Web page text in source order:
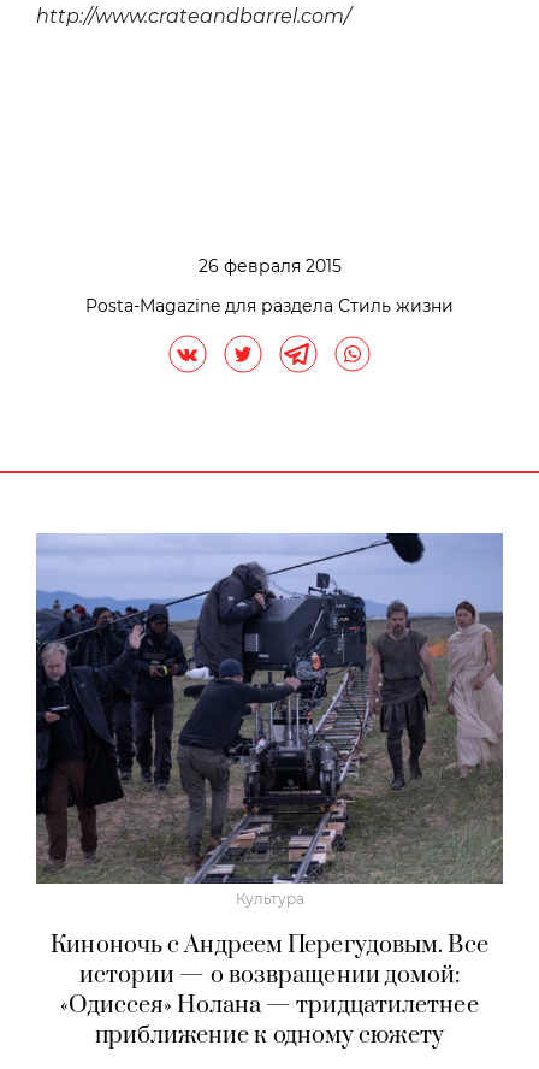
http://www.crateandbarrel.com/
26 февраля 2015
Posta-Magazine для раздела Стиль жизни
Культура
Киноночь с Андреем Перегудовым. Все
истории — о возвращении домой:
«Одиссея» Нолана — тридцатилетнее
приближение к одному сюжету